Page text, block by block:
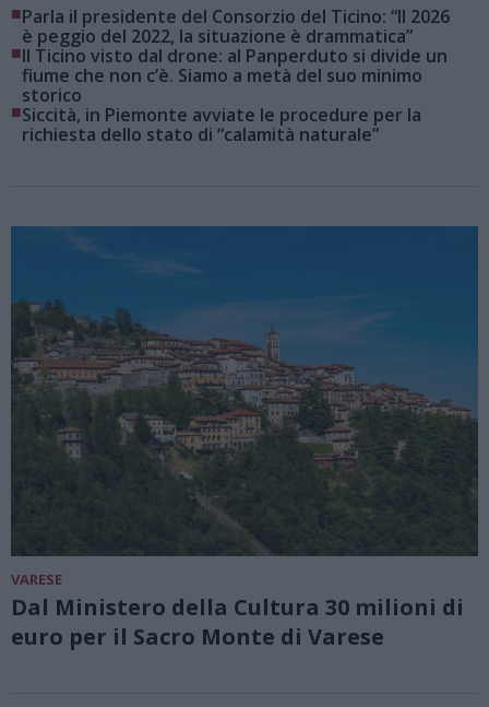
■Parla il presidente del Consorzio del Ticino: “Il 2026
è peggio del 2022, la situazione è drammatica”
■Il Ticino visto dal drone: al Panperduto si divide un
fiume che non c’è. Siamo a metà del suo minimo
storico
■Siccità, in Piemonte avviate le procedure per la
richiesta dello stato di “calamità naturale”
VARESE
Dal Ministero della Cultura 30 milioni di
euro per il Sacro Monte di Varese